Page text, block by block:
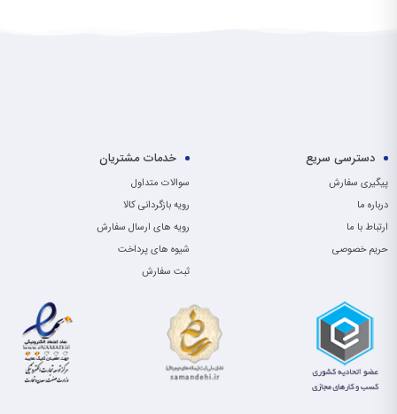
دسترسی سریع
پیگیری سفارش
درباره ما
ارتباط با ما
حریم خصوصی
خدمات مشتریان
سوالات متداول
رویه بازگردانی کالا
رویه های ارسال سفارش
شیوه های پرداخت
ثبت سفارش